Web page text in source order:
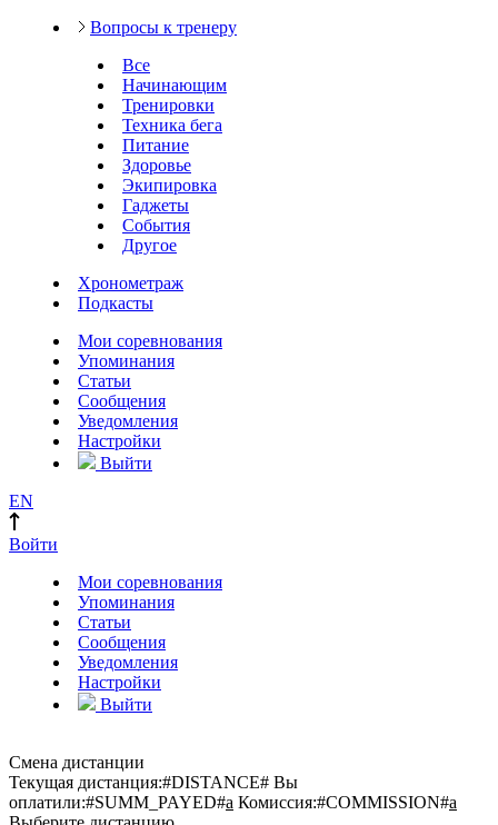
Вопросы к тренеру
Все
Начинающим
Тренировки
Техника бега
Питание
Здоровье
Экипировка
Гаджеты
События
Другое
Хронометраж
Подкасты
Мои соревнования
Упоминания
Статьи
Сообщения
Уведомления
Настройки
Выйти
EN
Войти
Мои соревнования
Упоминания
Статьи
Сообщения
Уведомления
Настройки
Выйти
Смена дистанции
Текущая дистанция:#DISTANCE# Вы
оплатили:#SUMM_PAYED#a Комиссия:#COMMISSION#a